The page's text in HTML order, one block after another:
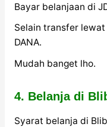
Bayar belanjaan di
Selain transfer
DANA.
Mudah banget lho.
4. Belanja di
Syarat belanja di